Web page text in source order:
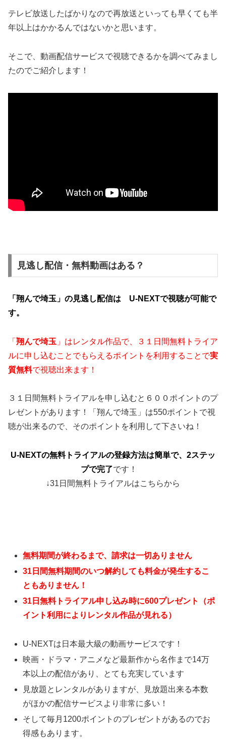
テレビ放送したばかりなので再放送といっても早くても半
年以上はかかるんではないかと思います。
そこで、動画配信サービスで視聴できるかを調べてみまし
たのでご紹介します！
見逃し配信・無料動画はある？
「翔んで埼玉」の見逃し配信は U-NEXTで視聴が可能で
す。
「 翔んで埼玉 」はレンタル作品で、３１日間無料トライア
ルに申し込むことでもらえるポイントを利用することで実
質無料で視聴出来ます！
３１日間無料トライアルを申し込むと６００ポイントのプ
レゼントがあります！「翔んで埼玉」は550ポイントで視
聴が出来るので、そのポイントを利用して下さいね！
U-NEXTの無料トライアルの登録方法は簡単で、2ステッ
プで完了です！
↓31日間無料トライアルはこちらから
無料期間が終わるまで、請求は一切ありません
31日間無料期間のいつ解約しても料金が発生するこ
ともありません！
31日無料トライアル申し込み時に600プレゼント（ポ
イント利用によりレンタル作品が見れる）
U-NEXTは日本最大級の動画サービスです！
映画・ドラマ・アニメなど最新作から名作まで14万
本以上の配信があり、とても充実しています
見放題とレンタルがありますが、見放題出来る本数
がほかの配信サービスより非常に多い！
そして毎月1200ポイントのプレゼントがあるのでお
得感もあります。